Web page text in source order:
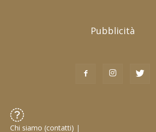
Pubblicità
Chi siamo (contatti) |